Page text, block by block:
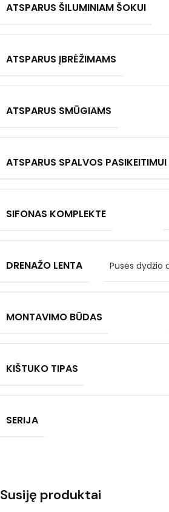
ATSPARUS ŠILUMINIAM ŠOKUI
ATSPARUS ĮBRĖŽIMAMS
ATSPARUS SMŪGIAMS
ATSPARUS SPALVOS PASIKEITIMUI
SIFONAS KOMPLEKTE
DRENAŽO LENTA Pusės
MONTAVIMO BŪDAS
KIŠTUKO TIPAS
SERIJA
Susiję produktai